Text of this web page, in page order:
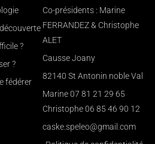
?
?
fédérer
Co-présidents : Marine
FERRANDEZ & Christophe
ALET
Causse Joany
82140 St Antonin noble Val
Marine 07 81 21 29 65
Christophe 06 85 46 90 12
caske.speleo@gmail.com